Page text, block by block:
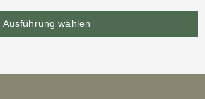
Ausführung wählen